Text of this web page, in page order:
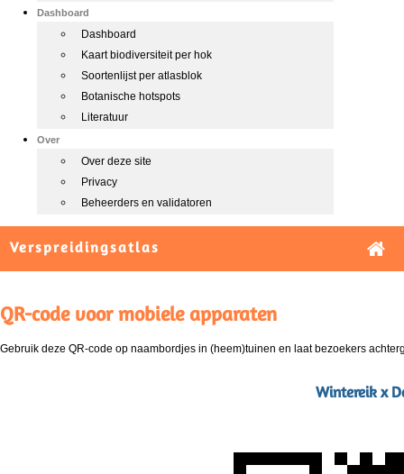
Dashboard
Dashboard
Kaart biodiversiteit per hok
Soortenlijst per atlasblok
Botanische hotspots
Literatuur
Over
Over deze site
Privacy
Beheerders en validatoren
Verspreidingsatlas
QR-code voor mobiele apparaten
Gebruik deze QR-code op naambordjes in (heem)tuinen en laat bezoekers
Wintereik x